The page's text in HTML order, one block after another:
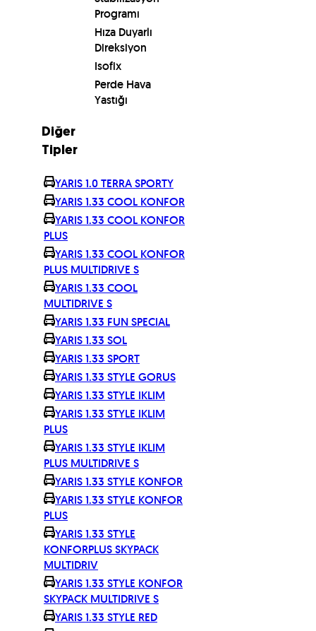
Programı
Hıza Duyarlı
Direksiyon
Isofix
Perde Hava
Yastığı
Diğer
Tipler
YARIS 1.0 TERRA SPORTY
YARIS 1.33 COOL KONFOR
YARIS 1.33 COOL KONFOR
PLUS
YARIS 1.33 COOL KONFOR
PLUS MULTIDRIVE S
YARIS 1.33 COOL
MULTIDRIVE S
YARIS 1.33 FUN SPECIAL
YARIS 1.33 SOL
YARIS 1.33 SPORT
YARIS 1.33 STYLE GORUS
YARIS 1.33 STYLE IKLIM
YARIS 1.33 STYLE IKLIM
PLUS
YARIS 1.33 STYLE IKLIM
PLUS MULTIDRIVE S
YARIS 1.33 STYLE KONFOR
YARIS 1.33 STYLE KONFOR
PLUS
YARIS 1.33 STYLE
KONFORPLUS SKYPACK
MULTIDRIV
YARIS 1.33 STYLE KONFOR
SKYPACK MULTIDRIVE S
YARIS 1.33 STYLE RED